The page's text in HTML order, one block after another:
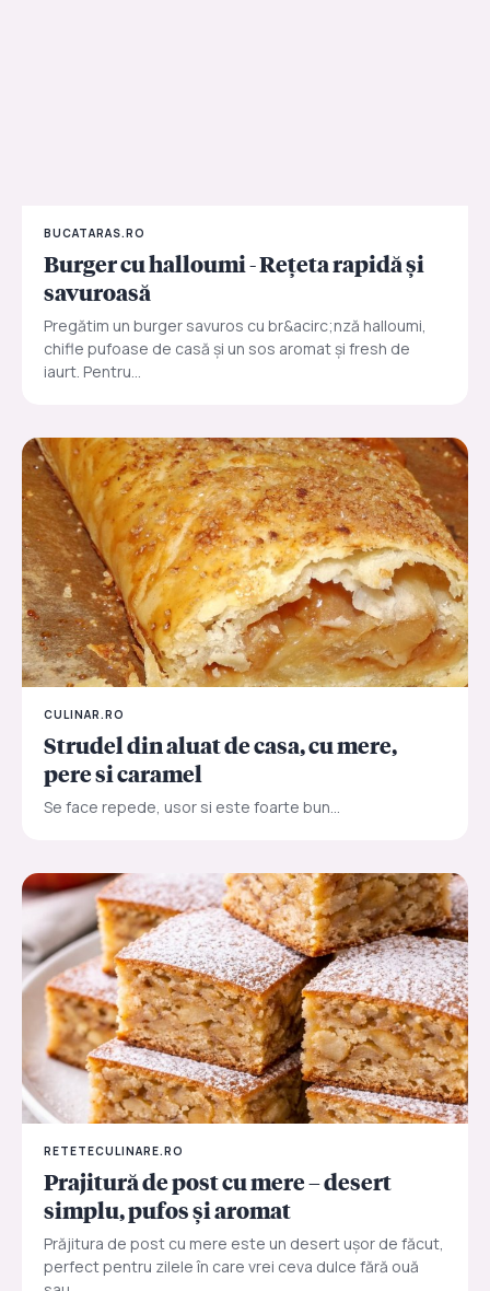
BUCATARAS.RO
Burger cu halloumi - Rețeta rapidă și
savuroasă
Pregătim un burger savuros cu br&acirc;nză halloumi,
chifle pufoase de casă și un sos aromat și fresh de
iaurt. Pentru...
CULINAR.RO
Strudel din aluat de casa, cu mere,
pere si caramel
Se face repede, usor si este foarte bun...
RETETECULINARE.RO
Prajitură de post cu mere – desert
simplu, pufos și aromat
Prăjitura de post cu mere este un desert ușor de făcut,
perfect pentru zilele în care vrei ceva dulce fără ouă